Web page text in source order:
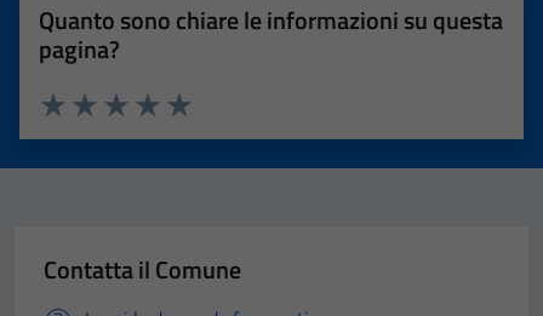
Quanto sono chiare le informazioni su questa
pagina?
Valuta 5 stelle su 5
Valuta 4 stelle su 5
Valuta 3 stelle su 5
Valuta 2 stelle su 5
Valuta 1 stelle su 5
Contatta il Comune